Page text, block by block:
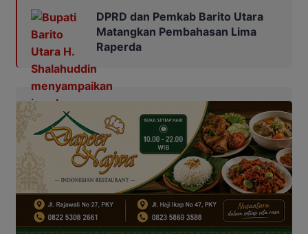
DPRD dan Pemkab Barito Utara
Matangkan Pembahasan Lima
Raperda